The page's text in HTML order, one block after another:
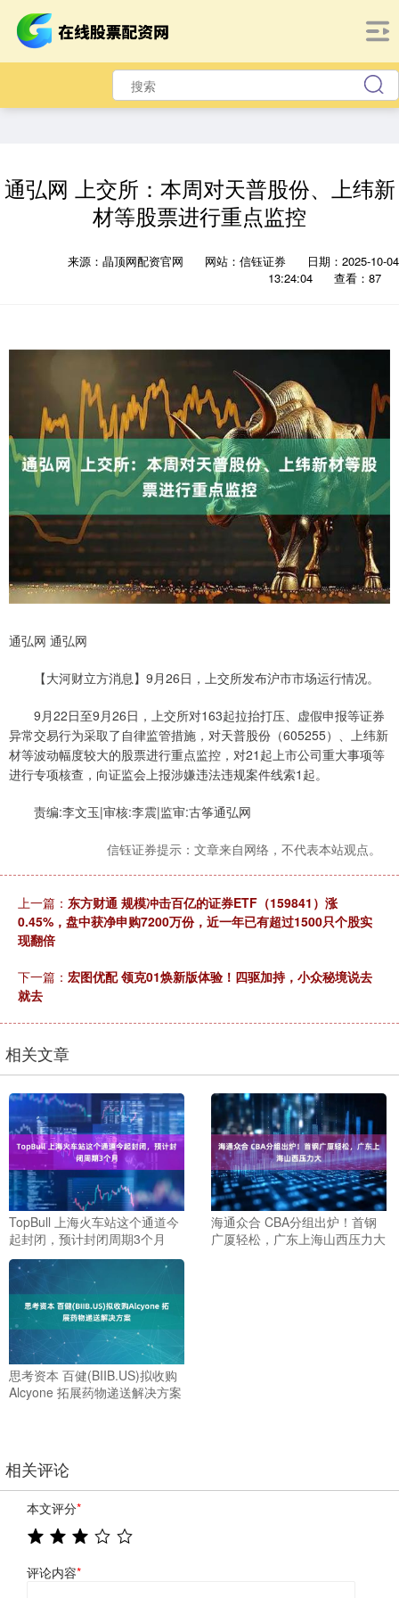
通弘网 上交所：本周对天普股份、上纬新
材等股票进行重点监控
来源：晶顶网配资官网 网站：信钰证券
日期：2025-10-04
13:24:04
查看：87
通弘网 通弘网
【大河财立方消息】9月26日，上交所发布沪市市场运行情况。
9月22日至9月26日，上交所对163起拉抬打压、虚假申报等证券
异常交易行为采取了自律监管措施，对天普股份（605255）、上纬新
材等波动幅度较大的股票进行重点监控，对21起上市公司重大事项等
进行专项核查，向证监会上报涉嫌违法违规案件线索1起。
责编:李文玉|审核:李震|监审:古筝通弘网
信钰证券提示：文章来自网络，不代表本站观点。
上一篇： 东方财通 规模冲击百亿的证券ETF（159841）涨
0.45%，盘中获净申购7200万份，近一年已有超过1500只个股实
现翻倍
下一篇： 宏图优配 领克01焕新版体验！四驱加持，小众秘境说去
就去
相关文章
TopBull 上海火车站这个通道今
起封闭，预计封闭周期3个月
海通众合 CBA分组出炉！首钢
广厦轻松，广东上海山西压力大
思考资本 百健(BIIB.US)拟收购
Alcyone 拓展药物递送解决方案
相关评论
本文评分*
评论内容*